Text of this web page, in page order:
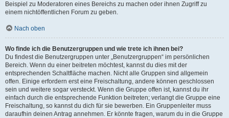
Beispiel zu Moderatoren eines Bereichs zu machen oder ihnen Zugriff zu
einem nichtöffentlichen Forum zu geben.
Nach oben
Wo finde ich die Benutzergruppen und wie trete ich ihnen bei?
Du findest die Benutzergruppen unter „Benutzergruppen“ im persönlichen
Bereich. Wenn du einer beitreten möchtest, kannst du dies mit der
entsprechenden Schaltfläche machen. Nicht alle Gruppen sind allgemein
offen. Einige erfordern erst eine Freischaltung, andere können geschlossen
sein und weitere sogar versteckt. Wenn die Gruppe offen ist, kannst du ihr
einfach durch die entsprechende Funktion beitreten; verlangt die Gruppe eine
Freischaltung, so kannst du dich für sie bewerben. Ein Gruppenleiter muss
daraufhin deinen Antrag annehmen. Er könnte fragen, warum du in die Gruppe